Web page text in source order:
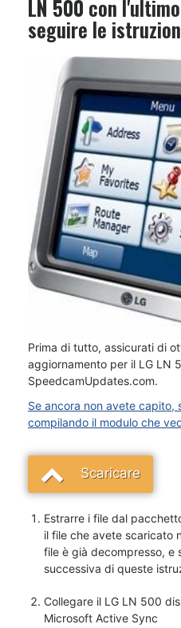
LN 500con
seguire le
Prima di tutto, assicurati di
aggiornamento per il LG LN
SpeedcamUpdates.com.
Se ancora non avete capito,
compilando il modulo che
Scaricare
Estrarre i file dal
il file che avete scaricato
file è già decompresso, e
successiva di queste
Collegare il LG LN 500
Microsoft Active Sync